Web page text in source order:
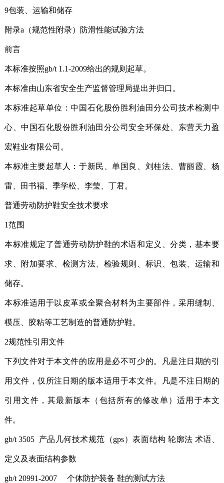
9包装、运输和储存
附录a（规范性附录）防滑性能试验方法
前言
本标准按照gb/t 1.1-2009给出的规则起草。
本标准由山东省安全生产监督管理局提出并归口。
本标准起草单位：中国石化股份胜利油田分公司技术检测中
心、中国石化股份胜利油田分公司安全环保处、东营天力盈
宏鞋业有限公司。
本标准主要起草人：于新民、单国良、刘桂法、曹丽霞、杨
雷、田书福、季学松、李莹、丁君。
普通劳动防护鞋安全技术要求
1范围
本标准规定了普通劳动防护鞋的术语和定义、分类，基本要
求、附加要求、检测方法、检验规则、标识、包装、运输和
储存。
本标准适用于以皮革或全聚合材料为主要部件，采用缝制、
模压、胶粘等工艺制造的普通防护鞋。
2规范性引用文件
下列文件对于本文件的应用是必不可少的。凡是注日期的引
用文件，仅所注日期的版本适用于本文件。凡是不注日期的
引用文件，其最新版本（包括所有的修改单）适用于本文
件。
gb/t 3505 产品几何技术规范（gps）表面结构 轮廓法 术语、
定义及表面结构参数
gb/t 20991-2007 个体防护装备 鞋的测试方法